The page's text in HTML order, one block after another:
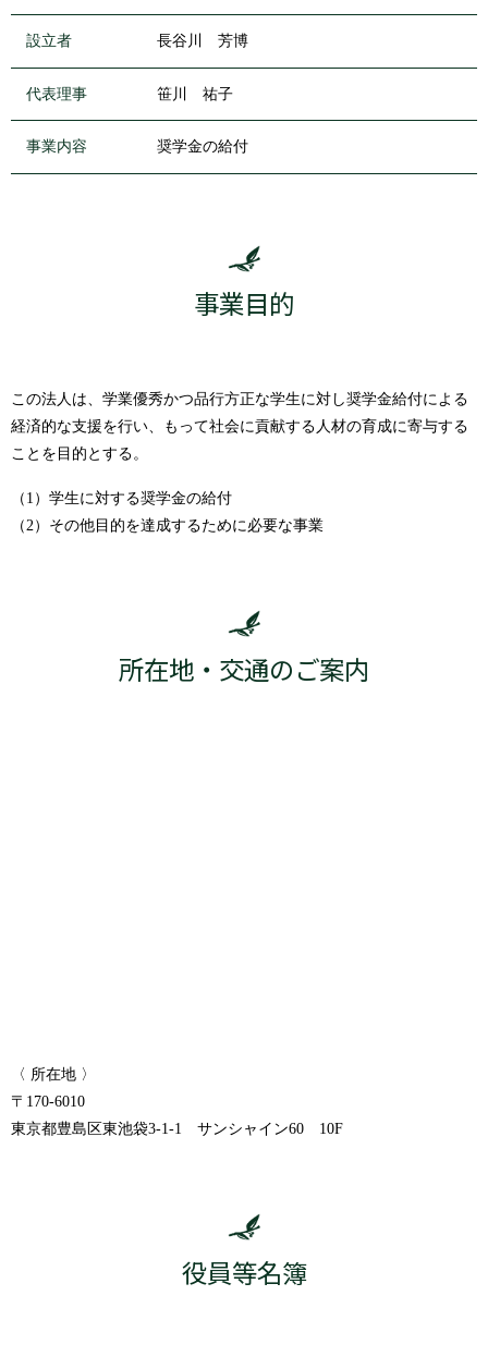
設立者 長谷川 芳博
代表理事 笹川 祐子
事業内容 奨学金の給付
事業目的
この法人は、学業優秀かつ品行方正な学生に対し奨学金給付による
経済的な支援を行い、もって社会に貢献する人材の育成に寄与する
ことを目的とする。
（1）学生に対する奨学金の給付
（2）その他目的を達成するために必要な事業
所在地・交通のご案内
〈 所在地 〉
〒170-6010
東京都豊島区東池袋3-1-1 サンシャイン60 10F
役員等名簿